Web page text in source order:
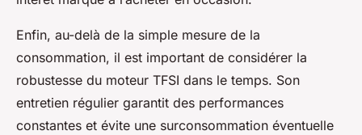
Enfin, au-delà de la simple mesure de la
consommation, il est important de considérer la
robustesse du moteur TFSI dans le temps. Son
entretien régulier garantit des performances
constantes et évite une surconsommation éventuelle